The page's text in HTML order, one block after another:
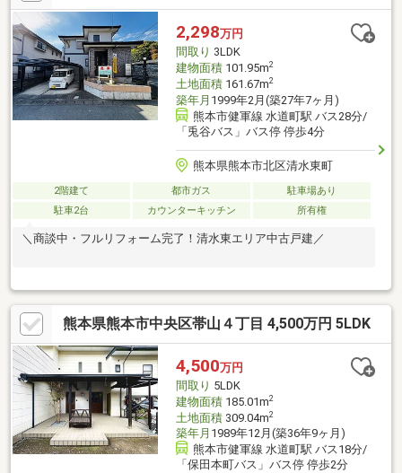
2,298万円
間取り 3LDK
建物面積101.95m2
土地面積161.67m2
築年月 1999年2月(築27年7ヶ月)
熊本市健軍線 水道町駅 バス28分/
「兎谷バス」バス停 停歩4分
熊本県熊本市北区清水東町
2階建て 都市ガス
駐車場あり
駐車2台
カウンターキッチン 所有権
＼商談中・フルリフォーム完了！清水東エリア中古戸建／
熊本県熊本市中央区帯山４丁目 4,500万円 5LDK
4,500万円
間取り 5LDK
建物面積185.01m2
土地面積309.04m2
築年月 1989年12月(築36年9ヶ月)
熊本市健軍線 水道町駅 バス18分/
「保田本町バス」バス停 停歩2分